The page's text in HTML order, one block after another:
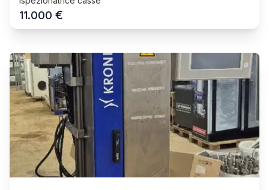
11.000 €